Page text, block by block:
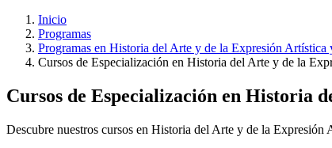
Inicio
Programas
Programas en Historia del Arte y de la Expresión Artística
Cursos de Especialización en Historia del Arte y de la
Cursos de Especialización en Historia
Descubre nuestros cursos en Historia del Arte y de la